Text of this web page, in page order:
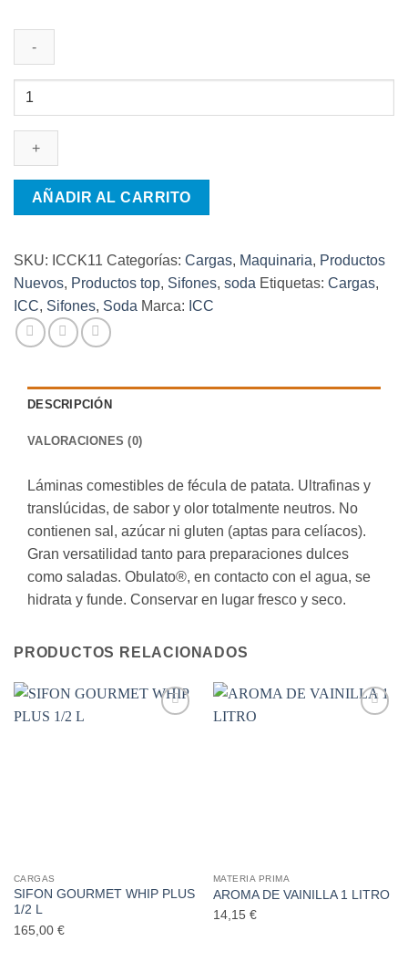
ROLLO
12CM
cantidad
AÑADIR AL CARRITO
SKU: ICCK11 Categorías: Cargas, Maquinaria, Productos
Nuevos, Productos top, Sifones, soda Etiquetas: Cargas,
ICC, Sifones, Soda Marca: ICC
DESCRIPCIÓN
VALORACIONES (0)
Láminas comestibles de fécula de patata. Ultrafinas y
translúcidas, de sabor y olor totalmente neutros. No
contienen sal, azúcar ni gluten (aptas para celíacos).
Gran versatilidad tanto para preparaciones dulces
como saladas. Obulato®, en contacto con el agua, se
hidrata y funde. Conservar en lugar fresco y seco.
PRODUCTOS RELACIONADOS
CARGAS
SIFON GOURMET WHIP PLUS
1/2 L
165,00 €
MATERIA PRIMA
AROMA DE VAINILLA 1 LITRO
14,15 €